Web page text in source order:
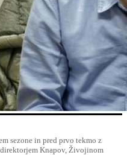
sezone in pred prvo tekmo z
Knapov, Živojinom